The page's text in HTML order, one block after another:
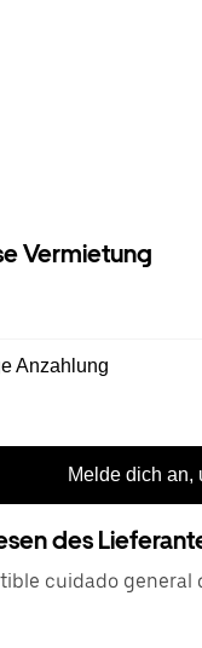
Vermietung
Anzahlung
Melde dich an,
des
cuidado general